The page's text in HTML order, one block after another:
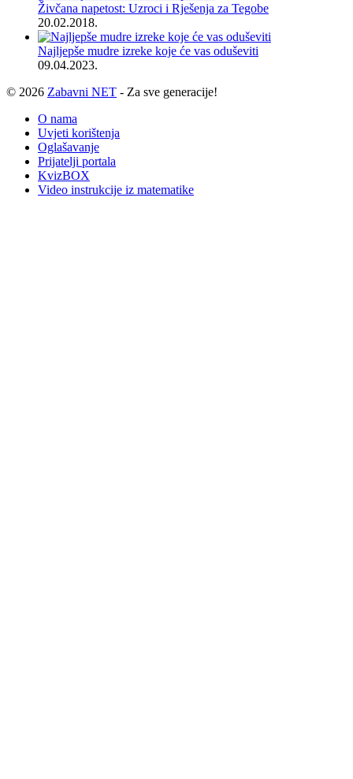
Živčana napetost: Uzroci i Rješenja za Tegobe
20.02.2018.
Najljepše mudre izreke koje će vas oduševiti
09.04.2023.
© 2026 Zabavni NET - Za sve generacije!
O nama
Uvjeti korištenja
Oglašavanje
Prijatelji portala
KvizBOX
Video instrukcije iz matematike